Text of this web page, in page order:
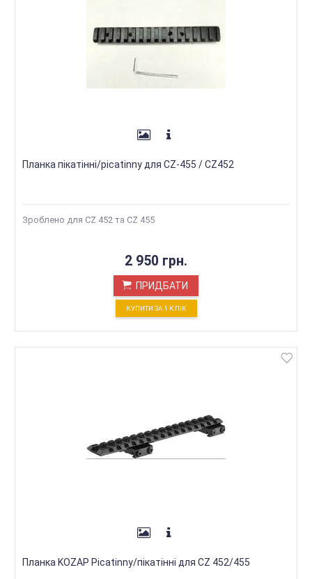
Планка пікатінні/picatinny для CZ-455 / CZ452
Зроблено для CZ 452 та CZ 455
2 950 грн.
ПРИДБАТИ
КУПИТИ ЗА 1 КЛIК
Планка KOZAP Picatinny/пікатінні для CZ 452/455